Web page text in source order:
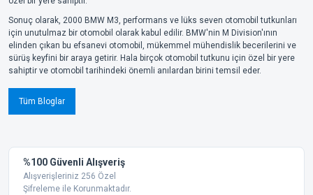
Sonuç olarak, 2000 BMW M3, performans ve lüks seven otomobil tutkunları
için unutulmaz bir otomobil olarak kabul edilir. BMW'nin M Division'ının
elinden çıkan bu efsanevi otomobil, mükemmel mühendislik becerilerini ve
sürüş keyfini bir araya getirir. Hala birçok otomobil tutkunu için özel bir yere
sahiptir ve otomobil tarihindeki önemli anılardan birini temsil eder.
Tüm Bloglar
%100 Güvenli Alışveriş
Alışverişleriniz 256 Özel
Şifreleme ile Korunmaktadır.